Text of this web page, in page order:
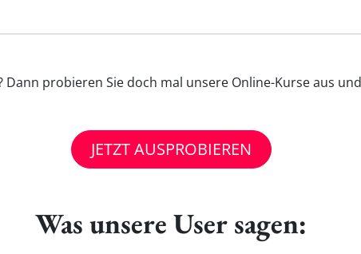
probieren Sie doch mal unsere Online-Kurse aus
JETZT AUSPROBIEREN
Was unsere User sagen: